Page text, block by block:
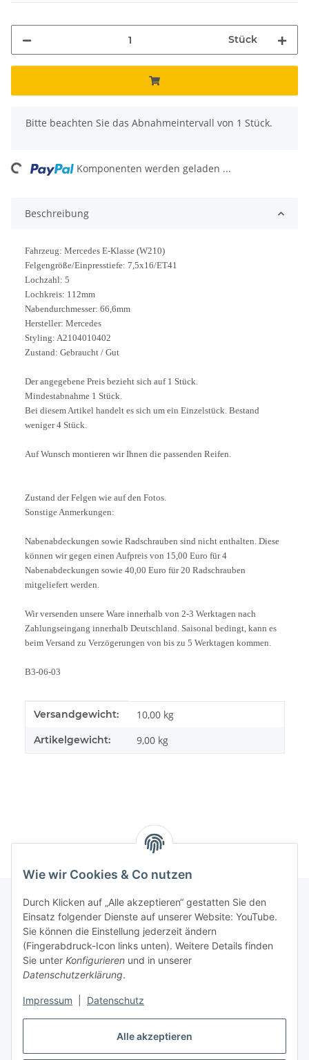
Alle akzeptieren
Wie wir Cookies & Co nutzen
Durch Klicken auf „Alle akzeptieren“ gestatten Sie den
Einsatz folgender Dienste auf unserer Website: YouTube.
Sie können die Einstellung jederzeit ändern
(Fingerabdruck-Icon links unten). Weitere Details finden
Sie unter Konfigurieren und in unserer
Datenschutzerklärung.
Impressum Datenschutz
Stück
x
Bitte beachten Sie das Abnahmeintervall von 1 Stück.
Komponenten werden geladen ...
Beschreibung
Fahrzeug: Mercedes E-Klasse (W210)
Felgengröße/Einpresstiefe: 7,5x16/ET41
Lochzahl: 5
Lochkreis: 112mm
Nabendurchmesser: 66,6mm
Hersteller: Mercedes
Styling: A2104010402
Zustand: Gebraucht / Gut
Der angegebene Preis bezieht sich auf 1 Stück.
Mindestabnahme 1 Stück.
Bei diesem Artikel handelt es sich um ein Einzelstück. Bestand
weniger 4 Stück.
Auf Wunsch montieren wir Ihnen die passenden Reifen.
Zustand der Felgen wie auf den Fotos.
Sonstige Anmerkungen:
Nabenabdeckungen sowie Radschrauben sind nicht enthalten. Diese
können wir gegen einen Aufpreis von 15,00 Euro für 4
Nabenabdeckungen sowie 40,00 Euro für 20 Radschrauben
mitgeliefert werden.
Wir versenden unsere Ware innerhalb von 2-3 Werktagen nach
Zahlungseingang innerhalb Deutschland. Saisonal bedingt, kann es
beim Versand zu Verzögerungen von bis zu 5 Werktagen kommen.
B3-06-03
Produkteigenschaft
Wert
Versandgewicht: 10,00 kg
Artikelgewicht: 9,00 kg
Informationen
Gesetzliche Informationen
Vertrag widerrufen